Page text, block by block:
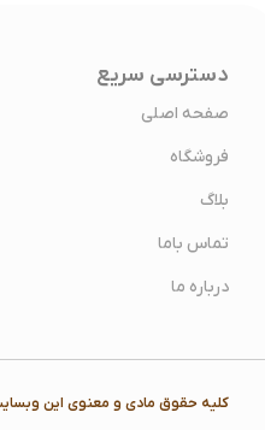
دسترسی سریع
صفحه اصلی
فروشگاه
بلاگ
تماس باما
درباره ما
کلیه حقوق مادی و معنوی این